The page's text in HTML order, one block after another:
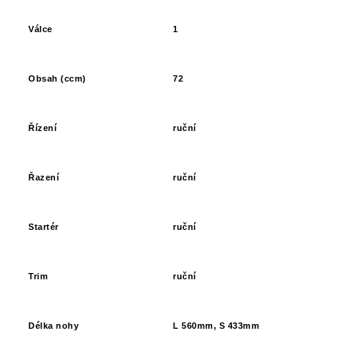
Válce 1
Obsah (ccm) 72
Řízení ruční
Řazení ruční
Startér ruční
Trim ruční
Délka nohy L 560mm, S 433mm